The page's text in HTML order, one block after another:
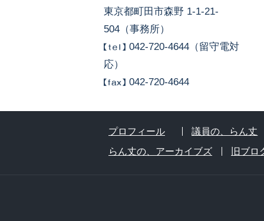
東京都町田市森野 1-1-21-
504（事務所）
042-720-4644（留守電対
応）
042-720-4644
プロフィール
議員の、らん丈
らん丈の、アーカイブズ
旧ブロ